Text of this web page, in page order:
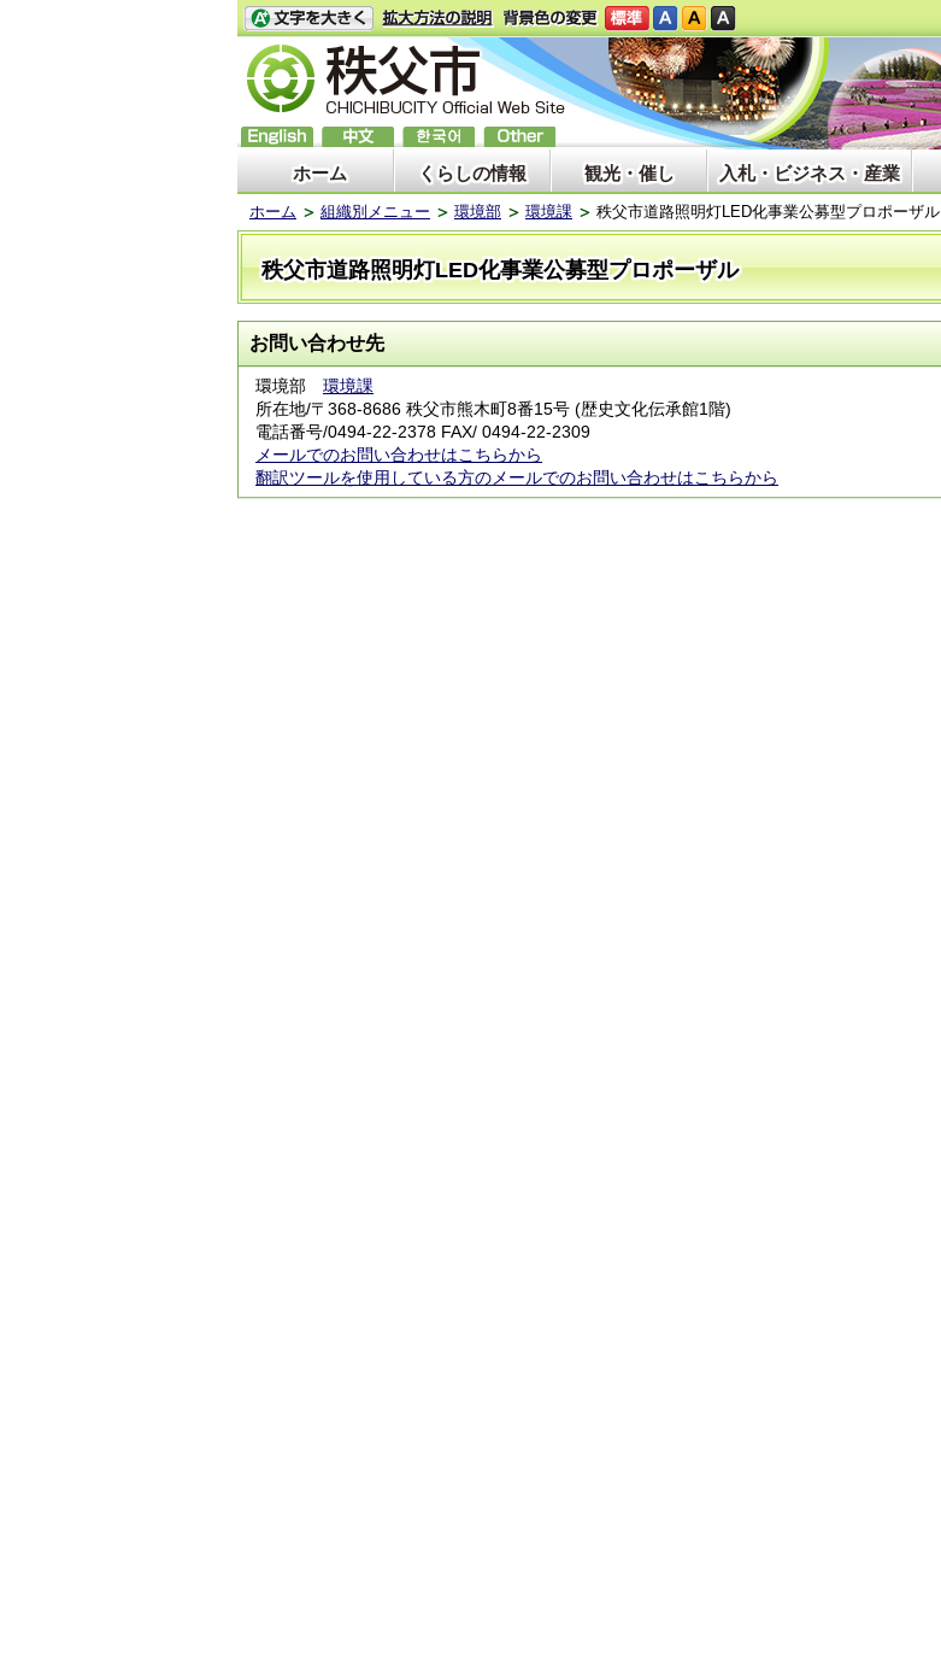
ホーム くらしの情報 観光・催し 入札・ビジネス・産業
ホーム 組織別メニュー 環境部 環境課 秩父市道路照明灯LED化事業公募型プロポーザル
秩父市道路照明灯LED化事業公募型プロポーザル
お問い合わせ先
環境部 環境課
所在地/〒368-8686 秩父市熊木町8番15号 (歴史文化伝承館1階)
電話番号/0494-22-2378 FAX/ 0494-22-2309
メールでのお問い合わせはこちらから
翻訳ツールを使用している方のメールでのお問い合わせはこちらから